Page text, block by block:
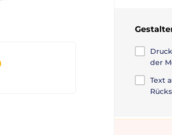
der
Text